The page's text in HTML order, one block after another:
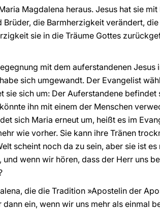
Magdalena heraus. Jesus hat sie
die Barmherzigkeit verändert,
sie in die Träume Gottes
mit dem auferstandenen Jesus
sich umgewandt. Der Evangelist
sie sich um: Der Auferstandene
ihn mit einem der Menschen
sich Maria erneut um, heißt es im
wie vorher. Sie kann ihre Tränen
scheint noch da zu sein, aber sie ist
wenn wir hören, dass der Herr uns
die die Tradition »Apostelin der
ein, wenn wir uns mehr als einmal